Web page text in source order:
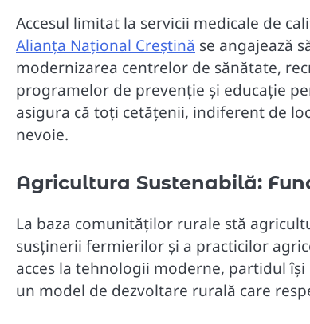
Accesul limitat la servicii medicale de
Alianța Național Creștină se angajează
modernizarea centrelor de sănătate,
programelor de prevenție și educație
asigura că toți cetățenii, indiferent de
nevoie.
Agricultura Sustenabilă:
La baza comunităților rurale stă
susținerii fermierilor și a practicilor
acces la tehnologii moderne, partidul
un model de dezvoltare rurală care